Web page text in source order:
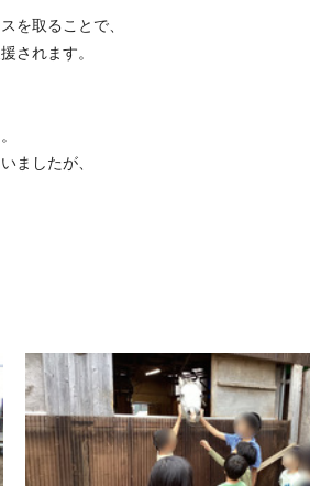
を取ることで、
されます。
ましたが、